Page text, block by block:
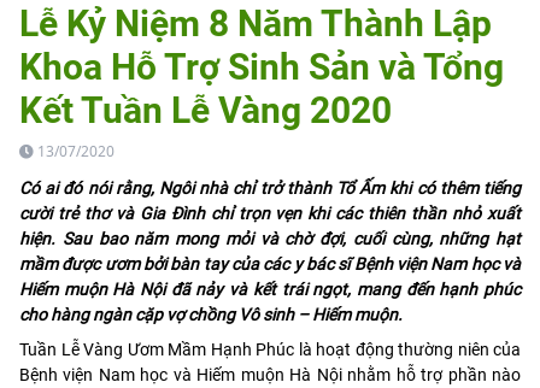
Lễ Kỷ Niệm 8 Năm Thành Lập
Khoa Hỗ Trợ Sinh Sản và Tổng
Kết Tuần Lễ Vàng 2020
13/07/2020
Có ai đó nói rằng, Ngôi nhà chỉ trở thành Tổ Ấm khi có thêm tiếng
cười trẻ thơ và Gia Đình chỉ trọn vẹn khi các thiên thần nhỏ xuất
hiện. Sau bao năm mong mỏi và chờ đợi, cuối cùng, những hạt
mầm được ươm bởi bàn tay của các y bác sĩ Bệnh viện Nam học và
Hiếm muộn Hà Nội đã nảy và kết trái ngọt, mang đến hạnh phúc
cho hàng ngàn cặp vợ chồng Vô sinh – Hiếm muộn.
Tuần Lễ Vàng Ươm Mầm Hạnh Phúc là hoạt động thường niên của
Bệnh viện Nam học và Hiếm muộn Hà Nội nhằm hỗ trợ phần nào